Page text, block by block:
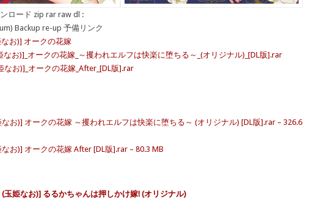
ロード zip rar raw dl :
Backup re-up 予備リンク
お)] オークの花嫁
なお)]_オークの花嫁_～攫われエルフは快楽に堕ちる～_(オリジナル)_[DL版].rar
なお)]_オークの花嫁_After_[DL版].rar
お)] オークの花嫁 ～攫われエルフは快楽に堕ちる～ (オリジナル) [DL版].rar – 326.6
お)] オークの花嫁 After [DL版].rar – 80.3 MB
(玉姫なお)] るるかちゃんは押しかけ嫁! (オリジナル)